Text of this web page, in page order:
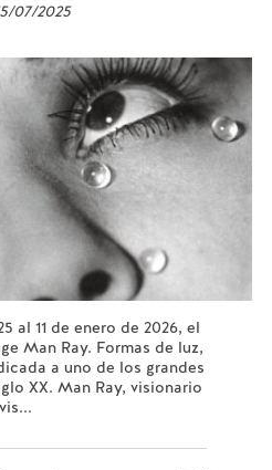
07/2025
al 11 de enero de 2026, el
Man Ray. Formas de luz,
a uno de los grandes
XX. Man Ray, visionario